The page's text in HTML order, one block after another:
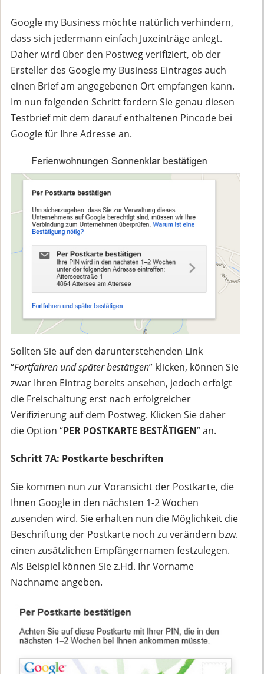
Google my Business möchte natürlich verhindern,
dass sich jedermann einfach Juxeinträge anlegt.
Daher wird über den Postweg verifiziert, ob der
Ersteller des Google my Business Eintrages auch
einen Brief am angegebenen Ort empfangen kann.
Im nun folgenden Schritt fordern Sie genau diesen
Testbrief mit dem darauf enthaltenen Pincode bei
Google für Ihre Adresse an.
Sollten Sie auf den darunterstehenden Link
“Fortfahren und später bestätigen” klicken, können Sie
zwar Ihren Eintrag bereits ansehen, jedoch erfolgt
die Freischaltung erst nach erfolgreicher
Verifizierung auf dem Postweg. Klicken Sie daher
die Option “PER POSTKARTE BESTÄTIGEN” an.
Schritt 7A: Postkarte beschriften
Sie kommen nun zur Voransicht der Postkarte, die
Ihnen Google in den nächsten 1-2 Wochen
zusenden wird. Sie erhalten nun die Möglichkeit die
Beschriftung der Postkarte noch zu verändern bzw.
einen zusätzlichen Empfängernamen festzulegen.
Als Beispiel können Sie z.Hd. Ihr Vorname
Nachname angeben.